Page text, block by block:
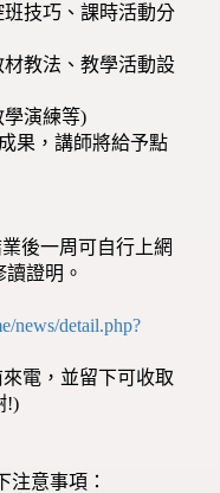
技巧、課時活動分
教法、教學活動設
學演練等)
果，講師將給予點
後一周可自行上網
證明。
news/detail.php?
電，並留下可收取
!)
注意事項：